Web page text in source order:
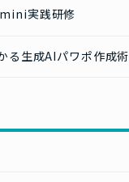
実践研修
る生成AIパワポ作成術